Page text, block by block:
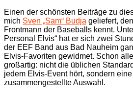
Einen der schönsten Beiträge zu
mich Sven „Sam“ Budja geliefert,
Frontmann der Baseballs kennt.
Personal Elvis“ hat er sich zwei
der EEF Band aus Bad Nauheim
Elvis-Favoriten gewidmet. Schon
großartig: nicht die üblichen
jedem Elvis-Event hört, sondern eine
zusammengestellte Auswahl.